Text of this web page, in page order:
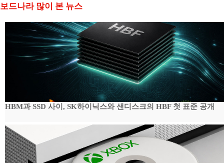
보드나라 많이 본 뉴스
HBM과 SSD 사이, SK하이닉스와 샌디스크의 HBF 첫 표준 공개